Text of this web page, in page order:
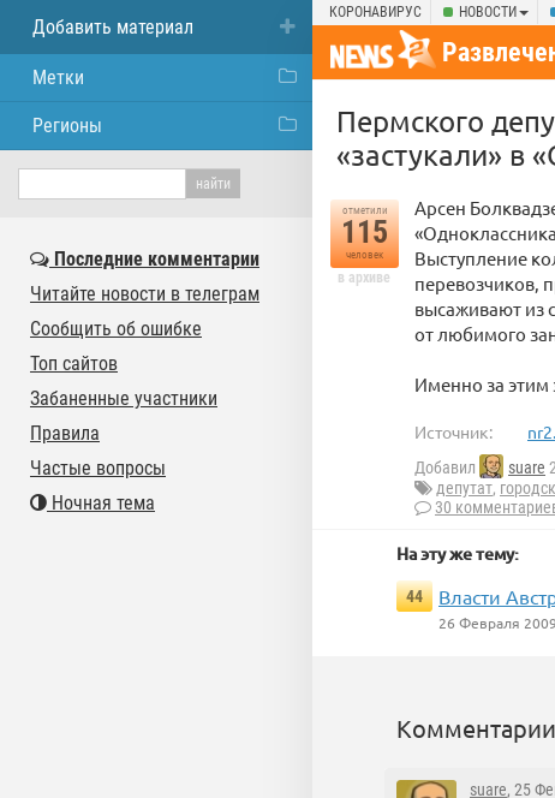
КОРОНАВИРУС НОВОСТИ
Пермского
«застукали» в
отметили
115
человек
в архиве
Арсен
Выступление
перевозчиков,
высаживают из
от любимого
Именно за этим
Источник:
Добавил suare
депутат,
30
На эту же тему:
44 Власти
26 Февраля 2009
Комментарии
suare, 25
Добавить материал
Метки
Регионы
Последние комментарии
Читайте новости в телеграм
Сообщить об ошибке
Топ сайтов
Забаненные участники
Правила
Частые вопросы
Ночная тема